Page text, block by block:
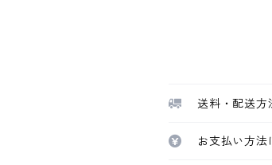
送料・配送方
お支払い方法